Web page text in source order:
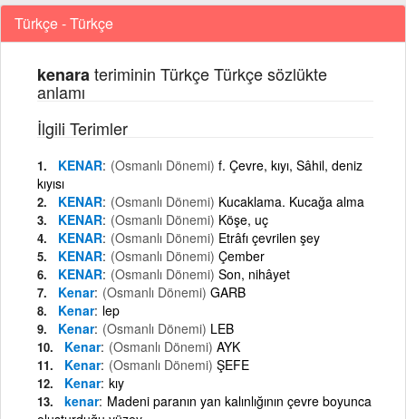
Türkçe - Türkçe
kenarateriminin Türkçe Türkçe sözlükte
anlamı
İlgili Terimler
KENAR (Osmanlı Dönemi) f. Çevre, kıyı, Sâhil, deniz
kıyısı
KENAR (Osmanlı Dönemi) Kucaklama. Kucağa alma
KENAR (Osmanlı Dönemi) Köşe, uç
KENAR (Osmanlı Dönemi) Etrâfı çevrilen şey
KENAR (Osmanlı Dönemi) Çember
KENAR (Osmanlı Dönemi) Son, nihâyet
Kenar (Osmanlı Dönemi) GARB
Kenar lep
Kenar (Osmanlı Dönemi) LEB
Kenar (Osmanlı Dönemi) AYK
Kenar (Osmanlı Dönemi) ŞEFE
Kenar kıy
kenar Madeni paranın yan kalınlığının çevre boyunca